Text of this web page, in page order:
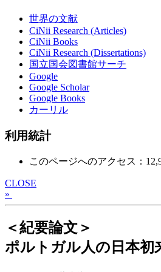
世界の文献
CiNii Research (Articles)
CiNii Books
CiNii Research (Dissertations)
国立国会図書館サーチ
Google
Google Scholar
Google Books
カーリル
利用統計
このページへのアクセス：
CLOSE
»
＜紀要論文＞
ポルトガル人の日本初